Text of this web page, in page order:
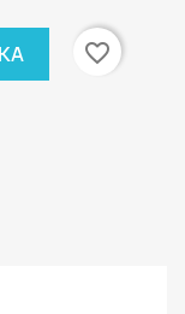
favorite_border